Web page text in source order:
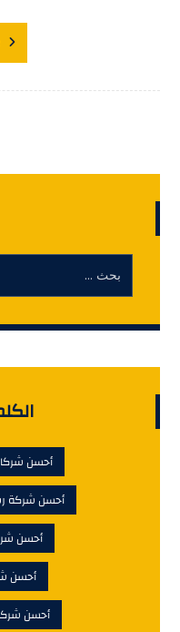
أحسن
أحسن شركة
أحسن
أحسن
أحسن